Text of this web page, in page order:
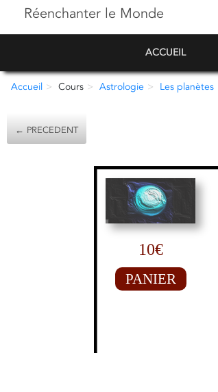
Réenchanter le Monde
ACCUEIL
Accueil Cours Astrologie Les planètes
← PRECEDENT
10€
PANIER